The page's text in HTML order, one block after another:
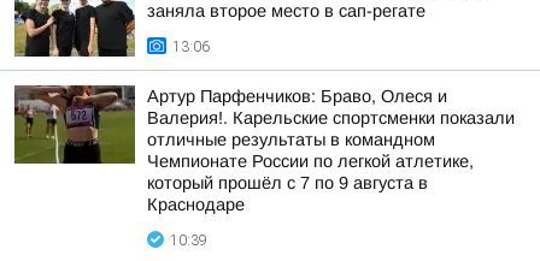
заняла второе место в сап-регате
13:06
Артур Парфенчиков: Браво, Олеся и
Валерия!. Карельские спортсменки показали
отличные результаты в командном
Чемпионате России по легкой атлетике,
который прошёл с 7 по 9 августа в
Краснодаре
10:39